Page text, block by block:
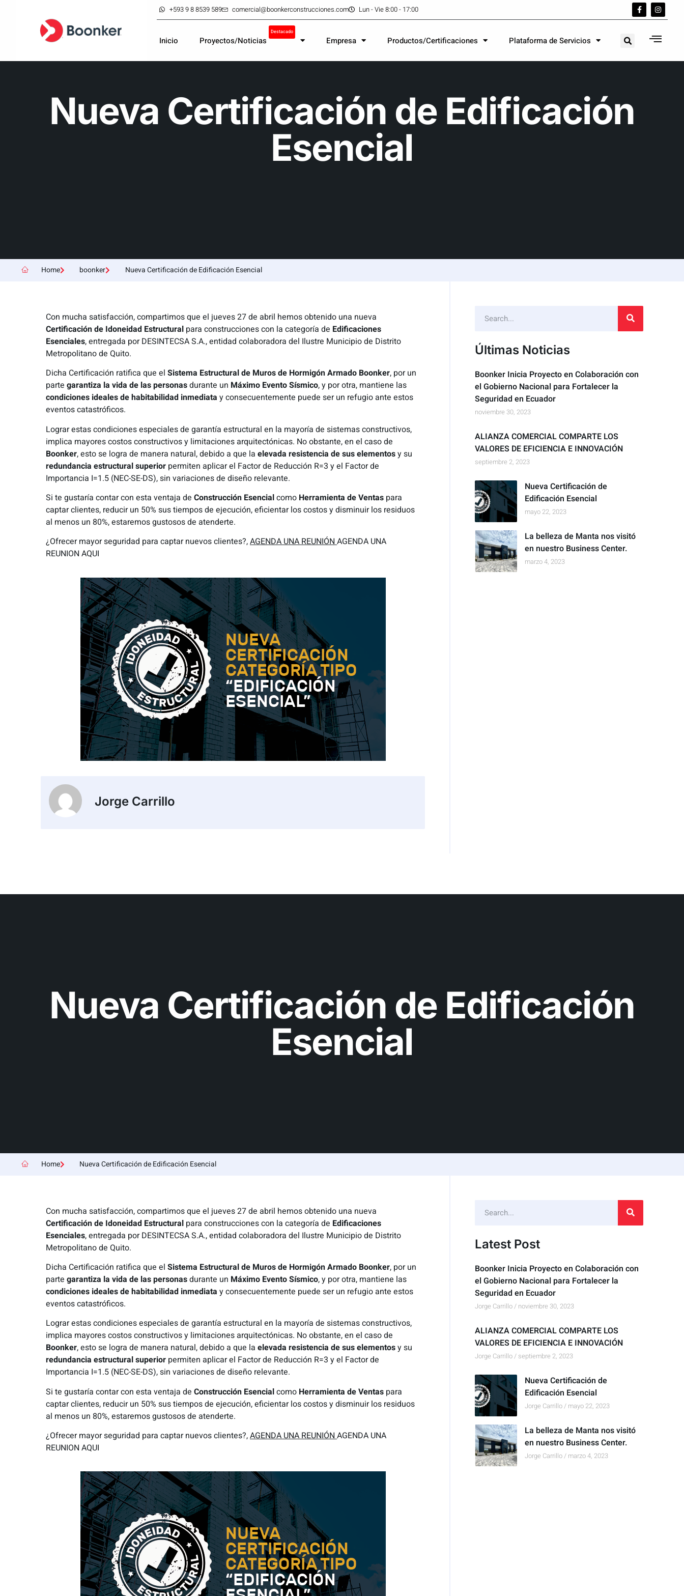
+593 9 8 8539 589 comercial@boonkerconstrucciones.com Lun - Vie 8:00 - 17:00
Inicio Proyectos/Noticias
Destacado
Empresa Productos/Certificaciones Plataforma de Servicios
Nueva Certificación de Edificación
Esencial
Home boonker Nueva Certificación de Edificación Esencial
Con mucha satisfacción, compartimos que el jueves 27 de abril hemos obtenido una nueva
Certificación de Idoneidad Estructural para construcciones con la categoría de Edificaciones
Esenciales, entregada por DESINTECSA S.A., entidad colaboradora del Ilustre Municipio de Distrito
Metropolitano de Quito.
Dicha Certificación ratifica que el Sistema Estructural de Muros de Hormigón Armado Boonker, por un
parte garantiza la vida de las personasdurante un Máximo Evento Sísmico, y por otra, mantiene las
condiciones ideales de habitabilidad inmediata y consecuentemente puede ser un refugio ante estos
eventos catastróficos.
Lograr estas condiciones especiales de garantía estructural en la mayoría de sistemas constructivos,
implica mayores costos constructivos y limitaciones arquitectónicas. No obstante, en el caso de
Boonker, esto se logra de manera natural, debido a que la elevada resistencia de sus elementosy su
redundancia estructuralsuperior permiten aplicar el Factor de Reducción R=3 y el Factor de
Importancia I=1.5 (NEC-SE-DS), sin variaciones de diseño relevante.
Si te gustaría contar con esta ventaja de Construcción Esencialcomo Herramienta de Ventas para
captar clientes, reducir un 50% sus tiempos de ejecución, eficientar los costos y disminuir los residuos
al menos un 80%, estaremos gustosos de atenderte.
¿Ofrecer mayor seguridad para captar nuevos clientes?,AGENDA UNA REUNIÓNAGENDA UNA
REUNION AQUI
Jorge Carrillo
Últimas Noticias
Boonker Inicia Proyecto en Colaboración con
el Gobierno Nacional para Fortalecer la
Seguridad en Ecuador
noviembre 30, 2023
ALIANZA COMERCIAL COMPARTE LOS
VALORES DE EFICIENCIA E INNOVACIÓN
septiembre 2, 2023
Nueva Certificación de
Edificación Esencial
mayo 22, 2023
La belleza de Manta nos visitó
en nuestro Business Center.
marzo 4, 2023
Nueva Certificación de Edificación
Esencial
Home Nueva Certificación de Edificación Esencial
Con mucha satisfacción, compartimos que el jueves 27 de abril hemos obtenido una nueva
Certificación de Idoneidad Estructural para construcciones con la categoría de Edificaciones
Esenciales, entregada por DESINTECSA S.A., entidad colaboradora del Ilustre Municipio de Distrito
Metropolitano de Quito.
Dicha Certificación ratifica que el Sistema Estructural de Muros de Hormigón Armado Boonker, por un
parte garantiza la vida de las personasdurante un Máximo Evento Sísmico, y por otra, mantiene las
condiciones ideales de habitabilidad inmediata y consecuentemente puede ser un refugio ante estos
eventos catastróficos.
Lograr estas condiciones especiales de garantía estructural en la mayoría de sistemas constructivos,
implica mayores costos constructivos y limitaciones arquitectónicas. No obstante, en el caso de
Boonker, esto se logra de manera natural, debido a que la elevada resistencia de sus elementosy su
redundancia estructuralsuperior permiten aplicar el Factor de Reducción R=3 y el Factor de
Importancia I=1.5 (NEC-SE-DS), sin variaciones de diseño relevante.
Si te gustaría contar con esta ventaja de Construcción Esencialcomo Herramienta de Ventas para
captar clientes, reducir un 50% sus tiempos de ejecución, eficientar los costos y disminuir los residuos
al menos un 80%, estaremos gustosos de atenderte.
¿Ofrecer mayor seguridad para captar nuevos clientes?,AGENDA UNA REUNIÓNAGENDA UNA
REUNION AQUI
Latest Post
Boonker Inicia Proyecto en Colaboración con
el Gobierno Nacional para Fortalecer la
Seguridad en Ecuador
Jorge Carrillo noviembre 30, 2023
ALIANZA COMERCIAL COMPARTE LOS
VALORES DE EFICIENCIA E INNOVACIÓN
Jorge Carrillo septiembre 2, 2023
Nueva Certificación de
Edificación Esencial
Jorge Carrillo mayo 22, 2023
La belleza de Manta nos visitó
en nuestro Business Center.
Jorge Carrillo marzo 4, 2023